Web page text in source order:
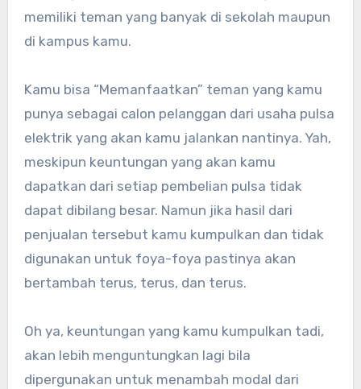
memiliki teman yang banyak di sekolah maupun
di kampus kamu.
Kamu bisa “Memanfaatkan” teman yang kamu
punya sebagai calon pelanggan dari usaha pulsa
elektrik yang akan kamu jalankan nantinya. Yah,
meskipun keuntungan yang akan kamu
dapatkan dari setiap pembelian pulsa tidak
dapat dibilang besar. Namun jika hasil dari
penjualan tersebut kamu kumpulkan dan tidak
digunakan untuk foya-foya pastinya akan
bertambah terus, terus, dan terus.
Oh ya, keuntungan yang kamu kumpulkan tadi,
akan lebih menguntungkan lagi bila
dipergunakan untuk menambah modal dari